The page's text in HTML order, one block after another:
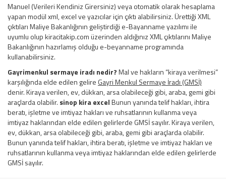
Manuel (Verileri Kendiniz Girersiniz) veya otomatik olarak hesaplama
yapan modül xml, excel ve yazıcılar için çıktı alabilirsiniz. Ürettiği XML
çıktıları Maliye Bakanlığının geliştirdiği e-Bayanname yazılımı ile
uyumlu olup kiracitakip.com üzerinden aldığınız XML çıktılarını Maliye
Bakanlığının hazırlamış olduğu e-beyanname programında
kullanabilirsiniz.
Gayrimenkul sermaye iradı nedir?Mal ve hakların “kiraya verilmesi”
karşılığında elde edilen gelire Gayri Menkul Sermaye İradı (GMSİ)
denir. Kiraya verilen, ev, dükkan, arsa olabileceği gibi, araba, gemi gibi
araçlarda olabilir. sinop kira excelBunun yanında telif hakları, ihtira
beratı, işletme ve imtiyaz hakları ve ruhsatlarının kullanma veya
imtiyaz haklarından elde edilen gelirlerde GMSİ sayılır. Kiraya verilen,
ev, dükkan, arsa olabileceği gibi, araba, gemi gibi araçlarda olabilir.
Bunun yanında telif hakları, ihtira beratı, işletme ve imtiyaz hakları ve
ruhsatlarının kullanma veya imtiyaz haklarından elde edilen gelirlerde
GMSİ sayılır.